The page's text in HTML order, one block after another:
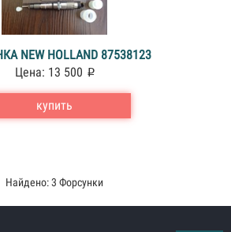
NEW HOLLAND 87538123
Цена: 13 500
купить
Найдено: 3 Форсунки